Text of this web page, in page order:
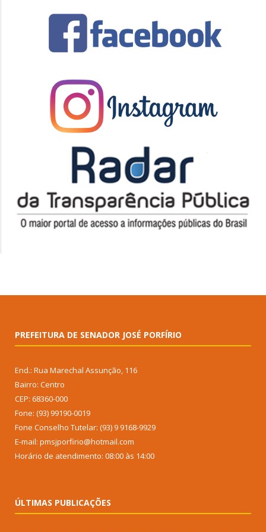
PREFEITURA DE SENADOR JOSÉ PORFÍRIO
End.: Rua Marechal Assunção, 116
Bairro: Centro
CEP: 68360-000
Fone: (93) 99190-0019
Fone Conselho Tutelar: (93) 9 9168-9929
E-mail: pmsjporfirio@hotmail.com
Horário de atendimento: 08:00 às 14:00
ÚLTIMAS PUBLICAÇÕES